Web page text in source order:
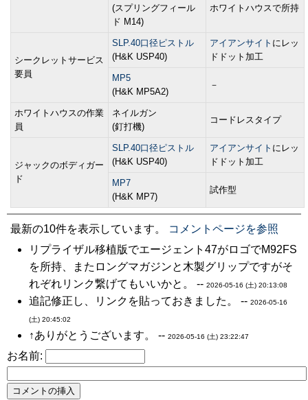
(スプリングフィール
ド M14)
ホワイトハウスで所持
シークレットサービス
要員
SLP.40口径ピストル
(H&K USP40)
アイアンサイト にレッ
ドドット加工
MP5
(H&K MP5A2)
－
ホワイトハウスの作業
員
ネイルガン
(釘打機)
コードレスタイプ
ジャックのボディガー
ド
SLP.40口径ピストル
(H&K USP40)
アイアンサイト にレッ
ドドット加工
MP7
(H&K MP7)
試作型
最新の10件を表示しています。
コメントページを参照
リプライザル移植版でエージェント47がロゴでM92FS
を所持、またロングマガジンと木製グリップですがそ
れぞれリンク繋げてもいいかと。 -- 2026-05-16 (土) 20:13:08
追記修正し、リンクを貼っておきました。 -- 2026-05-16
(土) 20:45:02
↑ありがとうございます。 -- 2026-05-16 (土) 23:22:47
お名前: